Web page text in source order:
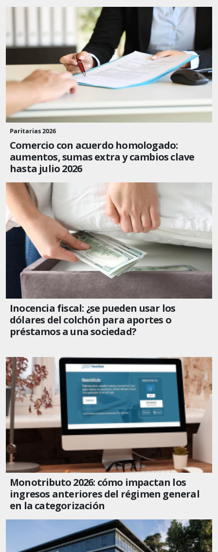
Paritarias 2026
Comercio con acuerdo homologado:
aumentos, sumas extra y cambios clave
hasta julio 2026
Inocencia fiscal: ¿se pueden usar los
dólares del colchón para aportes o
préstamos a una sociedad?
Monotributo 2026: cómo impactan los
ingresos anteriores del régimen general
en la categorización